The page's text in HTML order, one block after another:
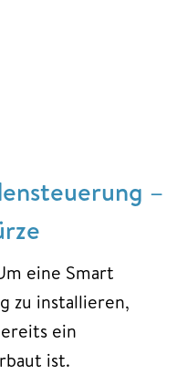
–
eine Smart
zu installieren,
ein
ist.